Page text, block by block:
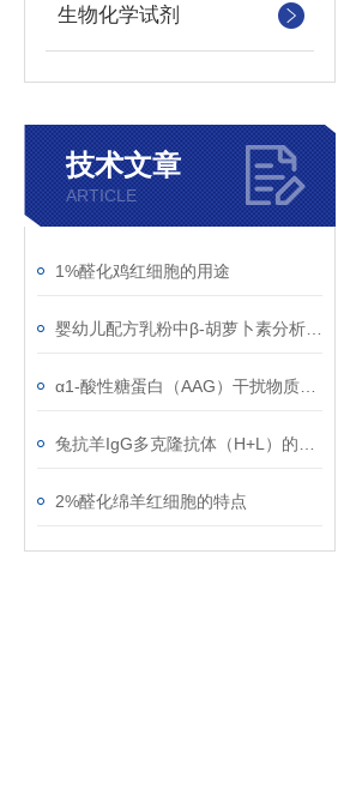
生物化学试剂
技术文章
ARTICLE
1%醛化鸡红细胞的用途
2%醛化绵羊红细胞的特点